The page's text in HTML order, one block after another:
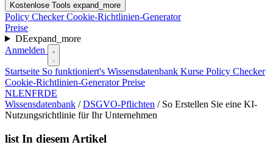
Kostenlose Tools expand_more
Policy CheckerCookie-Richtlinien-Generator
Preise
DEexpand_more
Anmelden
Startseite So funktioniert's Wissensdatenbank Kurse Policy Checker
Cookie-Richtlinien-GeneratorPreise
NLENFRDE
Wissensdatenbank / DSGVO-Pflichten / So Erstellen Sie eine KI-
Nutzungsrichtlinie für Ihr Unternehmen
list In diesem Artikel